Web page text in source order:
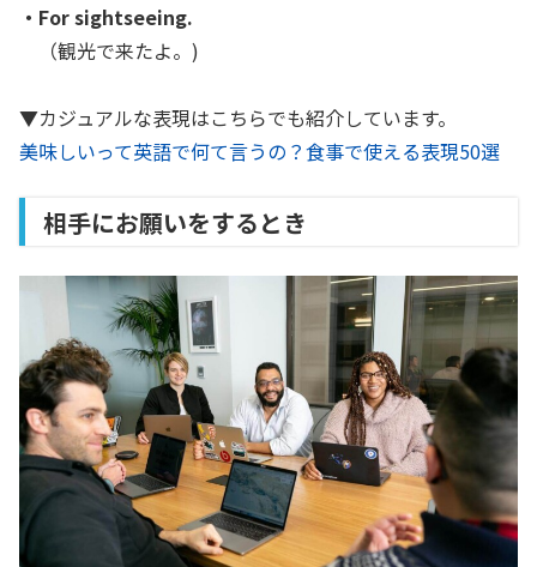
・For sightseeing.
（観光で来たよ。)
▼カジュアルな表現はこちらでも紹介しています。
美味しいって英語で何て言うの？食事で使える表現50選
相手にお願いをするとき